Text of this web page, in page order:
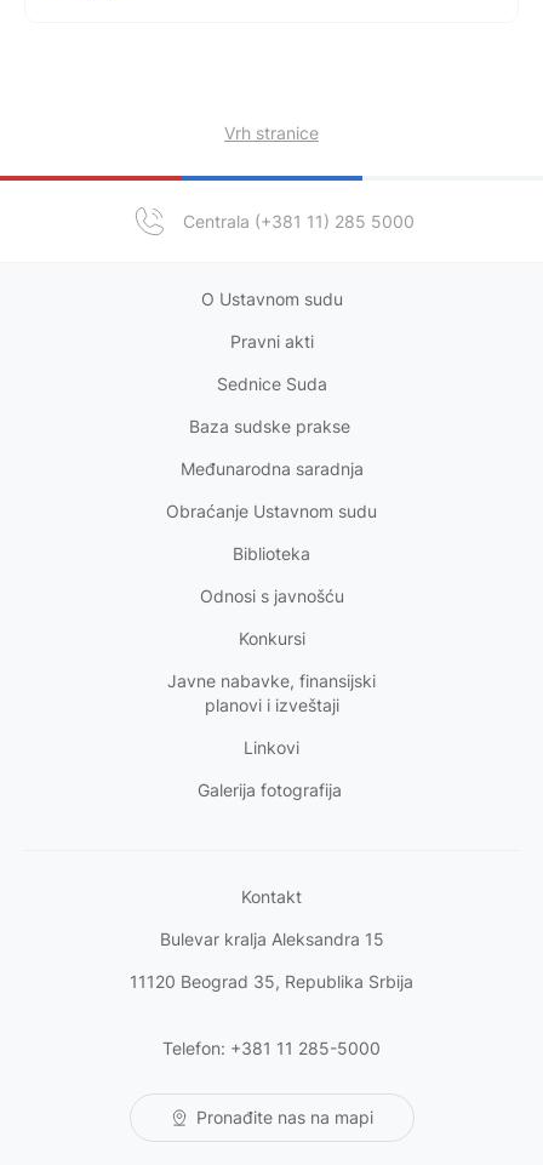
Centrala (+381 11) 285 5000
Vrh stranice
O Ustavnom sudu
Pravni akti
Sednice Suda
Baza sudske prakse
Međunarodna saradnja
Obraćanje Ustavnom sudu
Biblioteka
Odnosi sjavnošću
Konkursi
Javne nabavke, finansijski
planovi i izveštaji
Linkovi
Galerija fotografija
Kontakt
Bulevar kralja Aleksandra 15
11120 Beograd 35, Republika Srbija
Telefon: +381 11 285-5000
Pronađite nas na mapi